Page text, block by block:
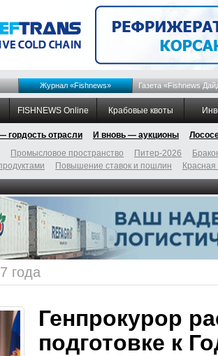
Журнал «Fishnews» Газета «Fishnews
FISHNEWS Online Крабовые квоты
гордость отрасли И вновь — аукционы
Промысловое пространство Питер-2026
Повышение ставок и пошлин
года
Генпрокурор
подготовке к